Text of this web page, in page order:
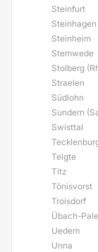
Steinfurt
Steinhagen
Steinheim
Stemwede
Stolberg
Straelen
Südlohn
Sundern
Swisttal
Telgte
Titz
Tönisvorst
Troisdorf
Übach-
Uedem
Unna